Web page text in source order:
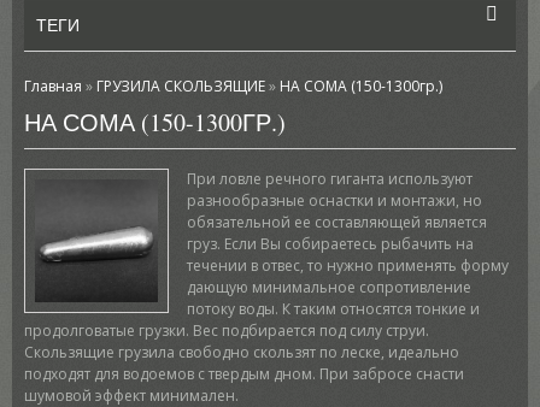
ТЕГИ
Главная » ГРУЗИЛА СКОЛЬЗЯЩИЕ » НА СОМА (150-1300гр.)
НА СОМА (150-1300ГР.)
При ловле речного гиганта используют
разнообразные оснастки и монтажи, но
обязательной ее составляющей является
груз. Если Вы собираетесь рыбачить на
течении в отвес, то нужно применять форму
дающую минимальное сопротивление
потоку воды. К таким относятся тонкие и
продолговатые грузки. Вес подбирается под силу струи.
Скользящие грузила свободно скользят по леске, идеально
подходят для водоемов с твердым дном. При забросе снасти
шумовой эффект минимален.